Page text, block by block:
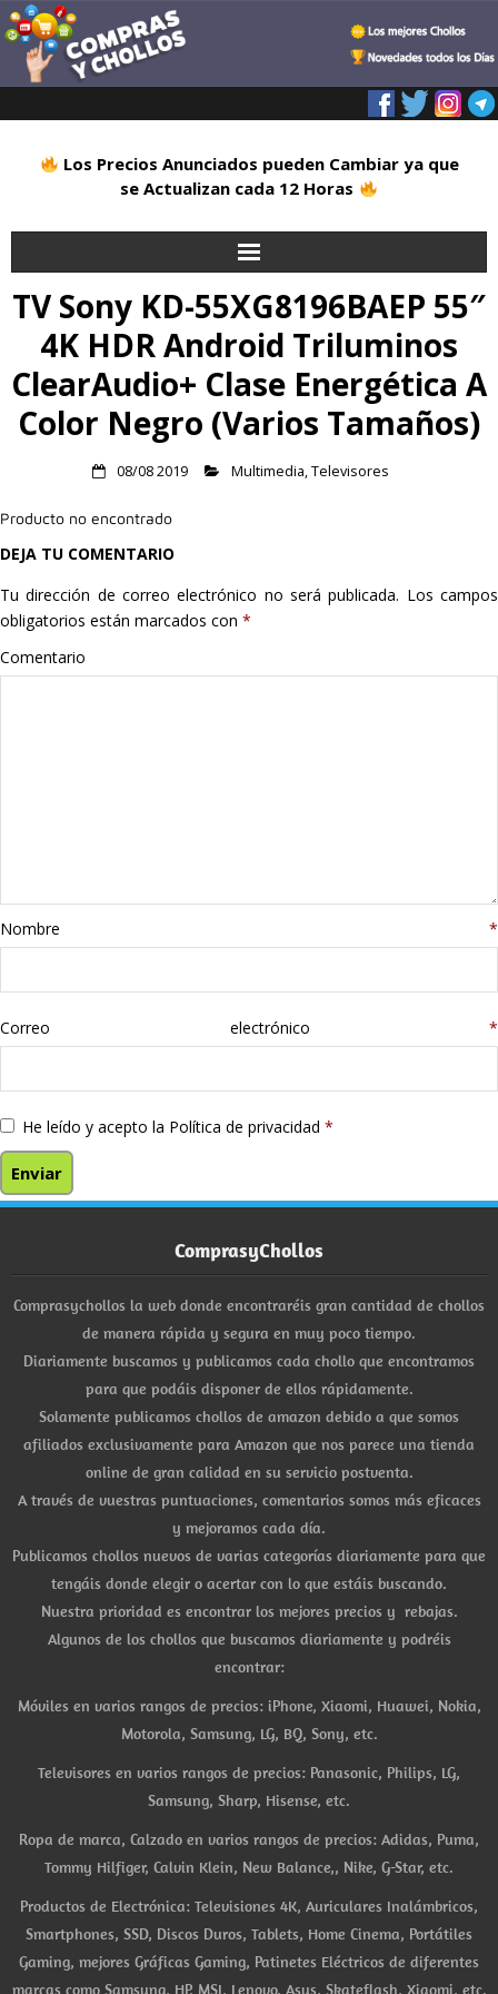
Los Precios Anunciados pueden Cambiar ya que
se Actualizan cada 12 Horas
Inicio
Alimentación
Blog
Deportes
Hogar
Listas
libros
TV Sony KD-55XG8196BAEP 55″
4K HDR Android Triluminos
ClearAudio+ Clase Energética A
Color Negro (Varios Tamaños)
08/08 2019 Multimedia,Televisores
Producto no encontrado
DEJA TU COMENTARIO
Tu dirección de correo electrónico no será publicada. Los campos
obligatorios están marcados con *
Comentario
Nombre *
Correo electrónico *
He leído y acepto la Política de privacidad *
ComprasyChollos
Comprasychollos la web donde encontraréis gran cantidad de chollos
de manera rápida y segura en muy poco tiempo.
Diariamente buscamos y publicamos cada chollo que encontramos
para que podáis disponer de ellos rápidamente.
Solamente publicamos chollos de amazon debido a que somos
afiliados exclusivamente para Amazon que nos parece una tienda
online de gran calidad en su servicio postventa.
A través de vuestras puntuaciones, comentarios somos más eficaces
y mejoramos cada día.
Publicamos chollos nuevos de varias categorías diariamente para que
tengáis donde elegir o acertar con lo que estáis buscando.
Nuestra prioridad es encontrar los mejores precios y rebajas.
Algunos de los chollos que buscamos diariamente y podréis
encontrar:
Móviles en varios rangos de precios: iPhone, Xiaomi, Huawei, Nokia,
Motorola, Samsung, LG, BQ, Sony, etc.
Televisores en varios rangos de precios: Panasonic, Philips, LG,
Samsung, Sharp, Hisense, etc.
Ropa de marca, Calzado en varios rangos de precios: Adidas, Puma,
Tommy Hilfiger, Calvin Klein, New Balance,, Nike, G-Star, etc.
Productos de Electrónica: Televisiones 4K, Auriculares Inalámbricos,
Smartphones, SSD, Discos Duros, Tablets, Home Cinema, Portátiles
Gaming, mejores Gráficas Gaming, Patinetes Eléctricos de diferentes
marcas como Samsung, HP, MSI, Lenovo, Asus, Skateflash, Xiaomi, etc.